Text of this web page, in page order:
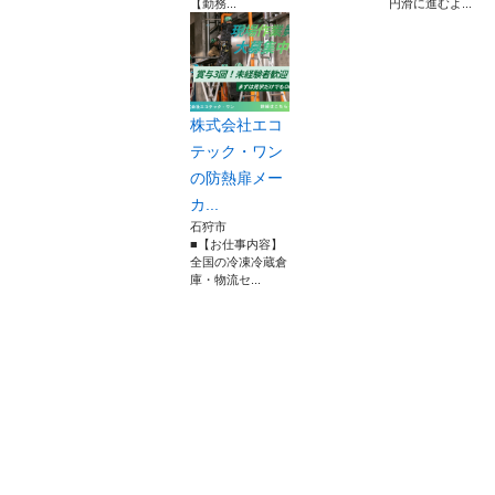
【勤務...
円滑に進むよ...
株式会社エコ
テック・ワン
の防熱扉メー
カ...
石狩市
■【お仕事内容】
全国の冷凍冷蔵倉
庫・物流セ...